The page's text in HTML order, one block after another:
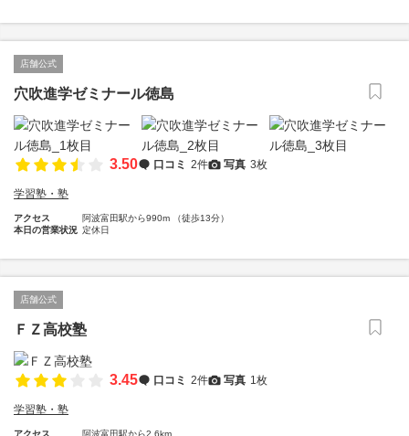
店舗公式
穴吹進学ゼミナール徳島
3.50 口コミ 2件 写真 3枚
学習塾・塾
アクセス
阿波富田駅から990m （徒歩13分）
本日の営業状況 定休日
店舗公式
ＦＺ高校塾
3.45 口コミ 2件 写真 1枚
学習塾・塾
アクセス 阿波富田駅から2.6km